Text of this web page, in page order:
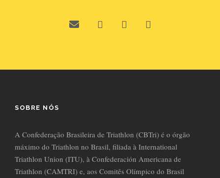
SOBRE NÓS
A Confederação Brasileira de Triathlon (CBTri) é o órgão
máximo do Triathlon no Brasil, filiada à International
Triathlon Union (ITU), à Confederación Americana de
Triathlon (CAMTRI) e, aos Comitês Olímpico do Brasil